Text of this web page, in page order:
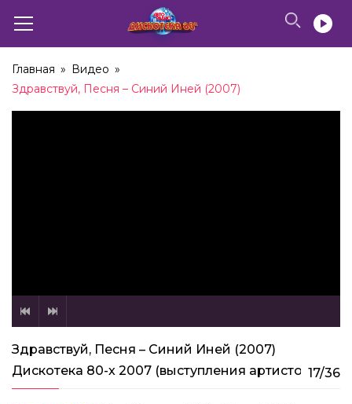
Главная » Видео »
Здравствуй, Песня – Синий Иней (2007)
Здравствуй, Песня – Синий Иней (2007)
Дискотека 80-х 2007 (выступления артистов)17/36